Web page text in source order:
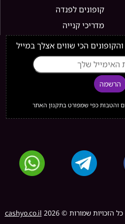
קופונים לפנדה
מדריכי קנייה
הכי שווים אצלך במייל
הרשמה
והטבות כפי שמפורט בתקנון האתר
הזכויות שמורות © cashyo.co.il 2026